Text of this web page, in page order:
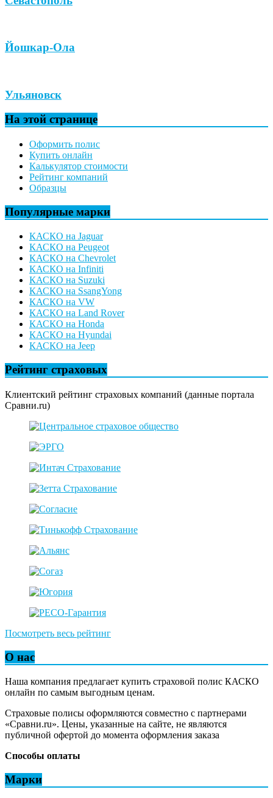
Йошкар-Ола
Ульяновск
На этой странице
Оформить полис
Купить онлайн
Калькулятор стоимости
Рейтинг компаний
Образцы
Популярные марки
КАСКО на Jaguar
КАСКО на Peugeot
КАСКО на Chevrolet
КАСКО на Infiniti
КАСКО на Suzuki
КАСКО на SsangYong
КАСКО на VW
КАСКО на Land Rover
КАСКО на Honda
КАСКО на Hyundai
КАСКО на Jeep
Рейтинг страховых
Клиентский рейтинг страховых компаний (данные портала
Сравни.ru)
Посмотреть весь рейтинг
О нас
Наша компания предлагает купить страховой полис КАСКО
онлайн по самым выгодным ценам.
Страховые полисы оформляются совместно с партнерами
«Сравни.ru». Цены, указанные на сайте, не являются
публичной офертой до момента оформления заказа
Способы оплаты
Марки